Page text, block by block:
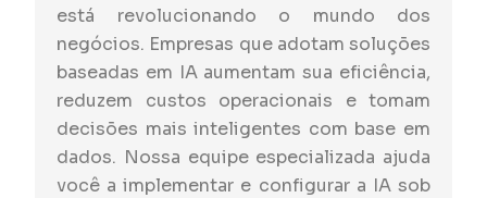
está revolucionando o mundo dos
negócios. Empresas que adotam soluções
baseadas em IA aumentam sua eficiência,
reduzem custos operacionais e tomam
decisões mais inteligentes com base em
dados. Nossa equipe especializada ajuda
você a implementar e configurar a IA sob